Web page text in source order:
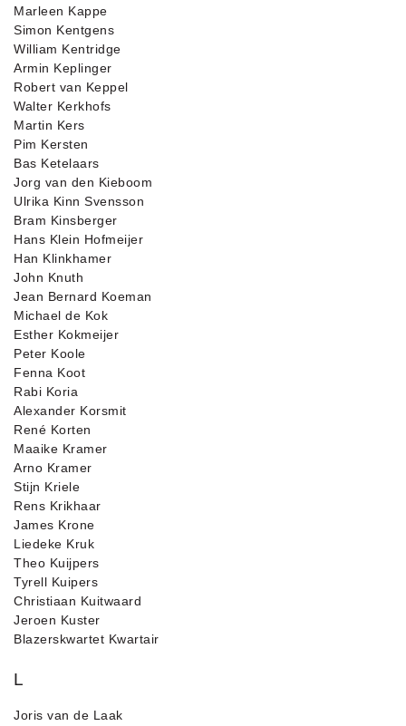
Marleen Kappe
Simon Kentgens
William Kentridge
Armin Keplinger
Robert van Keppel
Walter Kerkhofs
Martin Kers
Pim Kersten
Bas Ketelaars
Jorg van den Kieboom
Ulrika Kinn Svensson
Bram Kinsberger
Hans Klein Hofmeijer
Han Klinkhamer
John Knuth
Jean Bernard Koeman
Michael de Kok
Esther Kokmeijer
Peter Koole
Fenna Koot
Rabi Koria
Alexander Korsmit
René Korten
Maaike Kramer
Arno Kramer
Stijn Kriele
Rens Krikhaar
James Krone
Liedeke Kruk
Theo Kuijpers
Tyrell Kuipers
Christiaan Kuitwaard
Jeroen Kuster
Blazerskwartet Kwartair
L
Joris van de Laak